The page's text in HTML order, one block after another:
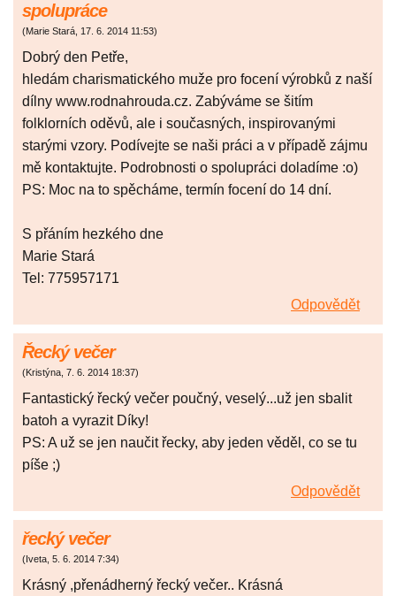
spolupráce
(Marie Stará, 17. 6. 2014 11:53)
Dobrý den Petře,
hledám charismatického muže pro focení výrobků z naší
dílny www.rodnahrouda.cz. Zabýváme se šitím
folklorních oděvů, ale i současných, inspirovanými
starými vzory. Podívejte se naši práci a v případě zájmu
mě kontaktujte. Podrobnosti o spolupráci doladíme :o)
PS: Moc na to spěcháme, termín focení do 14 dní.
S přáním hezkého dne
Marie Stará
Tel: 775957171
Odpovědět
Řecký večer
(Kristýna, 7. 6. 2014 18:37)
Fantastický řecký večer poučný, veselý...už jen sbalit
batoh a vyrazit Díky!
PS: A už se jen naučit řecky, aby jeden věděl, co se tu
píše ;)
Odpovědět
řecký večer
( Iveta, 5. 6. 2014 7:34)
Krásný ,přenádherný řecký večer.. Krásná